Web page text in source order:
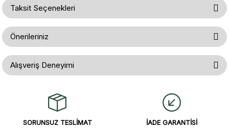
Yorum Yaz
Ürün hakkında henüz soru sorulmamış.
Soru Sor
Taksit Seçenekleri
Önerileriniz
Bu ürünün fiyat bilgisi, resim, ürün açıklamalarında ve diğer konularda
yetersiz gördüğünüz noktaları öneri formunu kullanarak tarafımıza
iletebilirsiniz.
Ürün resmi kalitesiz, bozuk veya görüntülenemiyor.
Alışveriş Deneyimi
alışverişti. Ürün bir gün sonra elime
ulaştı. Mağaza yetkilileri oldukça
yanıt aldım ve çözüm buldum.
SORUNSUZ TESLİMAT
İADE GARANTİSİ